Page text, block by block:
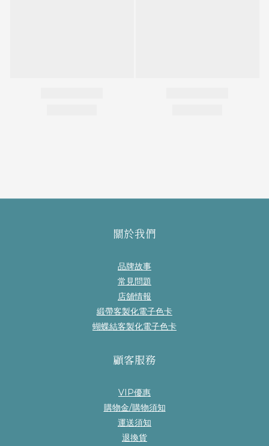
關於我們
品牌故事
常見問題
店舖情報
緞帶客製化電子色卡
蝴蝶結客製化電子色卡
顧客服務
VIP優惠
購物金/購物須知
運送須知
退換貨